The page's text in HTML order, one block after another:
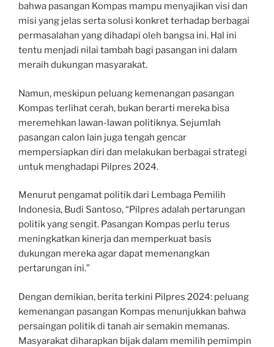
bahwa pasangan Kompas mampu menyajikan visi dan
misi yang jelas serta solusi konkret terhadap berbagai
permasalahan yang dihadapi oleh bangsa ini. Hal ini
tentu menjadi nilai tambah bagi pasangan ini dalam
meraih dukungan masyarakat.
Namun, meskipun peluang kemenangan pasangan
Kompas terlihat cerah, bukan berarti mereka bisa
meremehkan lawan-lawan politiknya. Sejumlah
pasangan calon lain juga tengah gencar
mempersiapkan diri dan melakukan berbagai strategi
untuk menghadapi Pilpres 2024.
Menurut pengamat politik dari Lembaga Pemilih
Indonesia, Budi Santoso, “Pilpres adalah pertarungan
politik yang sengit. Pasangan Kompas perlu terus
meningkatkan kinerja dan memperkuat basis
dukungan mereka agar dapat memenangkan
pertarungan ini.”
Dengan demikian, berita terkini Pilpres 2024: peluang
kemenangan pasangan Kompas menunjukkan bahwa
persaingan politik di tanah air semakin memanas.
Masyarakat diharapkan bijak dalam memilih pemimpin